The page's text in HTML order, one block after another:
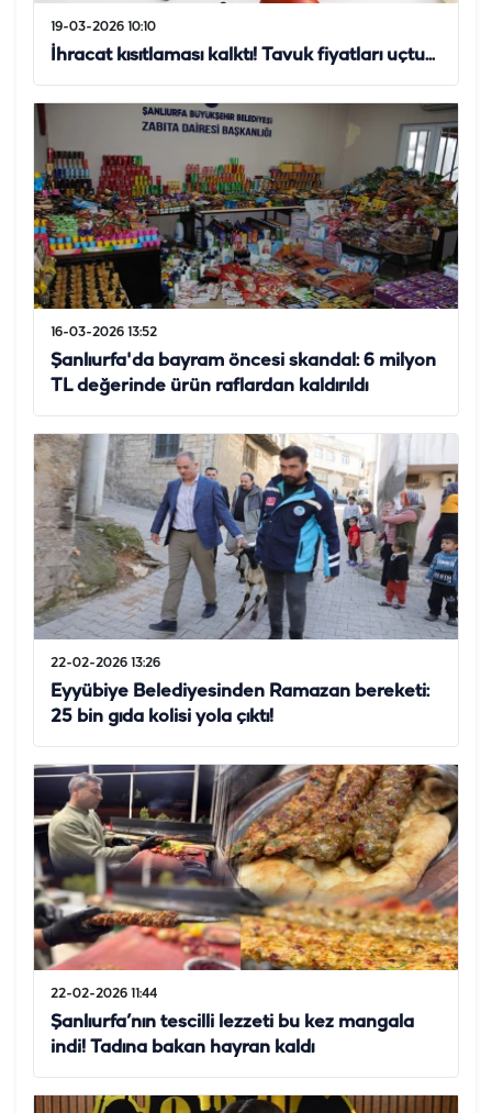
19-03-2026 10:10
İhracat kısıtlaması kalktı! Tavuk fiyatları uçtu...
16-03-2026 13:52
Şanlıurfa'da bayram öncesi skandal: 6 milyon
TL değerinde ürün raflardan kaldırıldı
22-02-2026 13:26
Eyyübiye Belediyesinden Ramazan bereketi:
25 bin gıda kolisi yola çıktı!
22-02-2026 11:44
Şanlıurfa’nın tescilli lezzeti bu kez mangala
indi! Tadına bakan hayran kaldı